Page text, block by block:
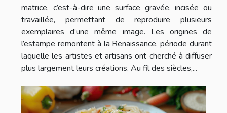
matrice, c’est-à-dire une surface gravée, incisée ou
travaillée, permettant de reproduire plusieurs
exemplaires d’une même image. Les origines de
l’estampe remontent à la Renaissance, période durant
laquelle les artistes et artisans ont cherché à diffuser
plus largement leurs créations. Au fil des siècles,...